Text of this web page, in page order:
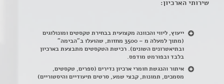
שירותי הארכיון:
ייעוץ, ליווי והכוונה מקצועית בבחירת טקסטים ומונולוגים
(מתוך למעלה מ – 3500 מחזות, שהועלו ב"הבימה"
ובתיאטרונים השונים). רכישת הטקסטים מתבצעת בארכיון
בלבד ובפורמט מודפס.
איתור והנגשת חומרי ארכיון נדירים (ספרים, טקסטים,
מסמכים, תמונות, קבצי שמע, סרטים תיעודיים והיסטוריים)